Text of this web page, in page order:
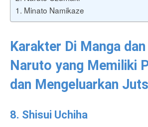
1. Minato Namikaze
Karakter Di Manga
Naruto yang Memiliki
dan Mengeluarkan
8. Shisui Uchiha